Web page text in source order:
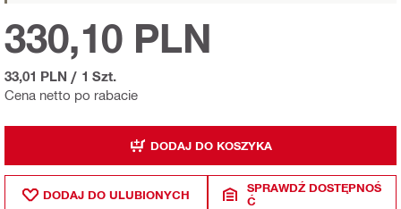
Cena netto po rabacie
330,10 PLN
33,01 PLN / 1 Szt.
DODAJ DO KOSZYKA
DODAJ DO ULUBIONYCH
SPRAWDŹ DOSTĘPNOŚ
Ć